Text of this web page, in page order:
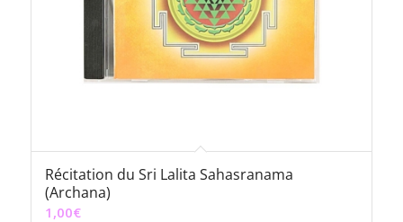
Récitation du Sri Lalita Sahasranama
(Archana)
1,00€